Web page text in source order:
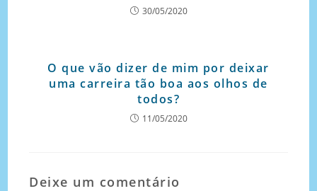
30/05/2020
O que vão dizer de mim por deixar
uma carreira tão boa aos olhos de
todos?
11/05/2020
Deixe um comentário